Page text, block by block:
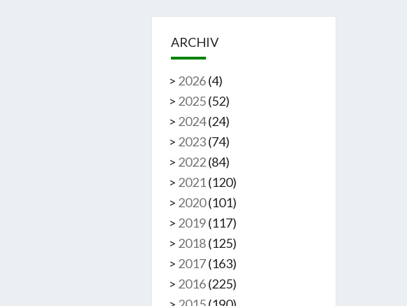
ARCHIV
> 2026 (4)
> 2025 (52)
> 2024 (24)
> 2023 (74)
> 2022 (84)
> 2021 (120)
> 2020 (101)
> 2019 (117)
> 2018 (125)
> 2017 (163)
> 2016 (225)